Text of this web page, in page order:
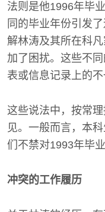
法则是他1996年毕
同的毕业年份引发
解林涛及其所在科
加了困扰。这些不
表或信息记录上的不
这些说法中，按常
见。一般而言，本
们不禁对1993年毕
冲突的工作履历